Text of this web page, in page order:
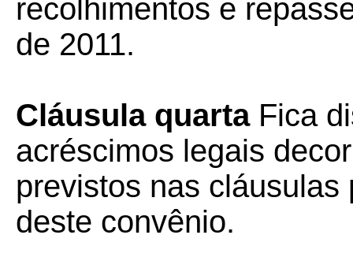
recolhimentos e
de 2011.
Cláusula quartaFica
acréscimos legais
previstos nas
deste convênio.